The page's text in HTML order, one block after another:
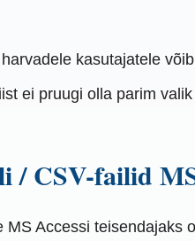
kasutajatele
ei pruugi olla parim
/ CSV-failid
Accessi